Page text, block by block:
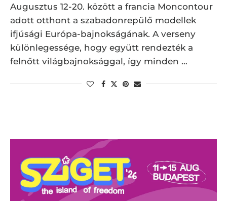
Augusztus 12-20. között a francia Moncontour
adott otthont a szabadonrepülő modellek
ifjúsági Európa-bajnokságának. A verseny
különlegessége, hogy együtt rendezték a
felnőtt világbajnoksággal, így minden …